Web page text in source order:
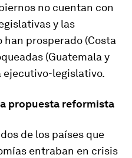
no cuentan con
y las
prosperado (Costa
(Guatemala y
ejecutivo-legislativo.
propuesta reformista
de los países que
entraban en crisis